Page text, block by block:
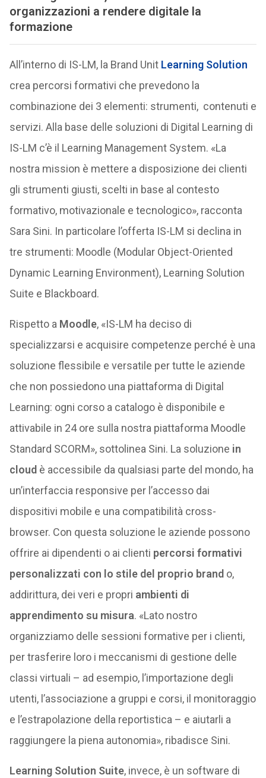
organizzazioni a rendere digitale la
formazione
All’interno di IS-LM, la Brand Unit Learning Solution
crea percorsi formativi che prevedono la
combinazione dei 3 elementi: strumenti, contenuti e
servizi. Alla base delle soluzioni di Digital Learning di
IS-LM c’è il Learning Management System. «La
nostra mission è mettere a disposizione dei clienti
gli strumenti giusti, scelti in base al contesto
formativo, motivazionale e tecnologico», racconta
Sara Sini. In particolare l’offerta IS-LM si declina in
tre strumenti: Moodle (Modular Object-Oriented
Dynamic Learning Environment), Learning Solution
Suite e Blackboard.
Rispetto a Moodle, «IS-LM ha deciso di
specializzarsi e acquisire competenze perché è una
soluzione flessibile e versatile per tutte le aziende
che non possiedono una piattaforma di Digital
Learning: ogni corso a catalogo è disponibile e
attivabile in 24 ore sulla nostra piattaforma Moodle
Standard SCORM», sottolinea Sini. La soluzione in
cloud è accessibile da qualsiasi parte del mondo, ha
un’interfaccia responsive per l’accesso dai
dispositivi mobile e una compatibilità cross-
browser. Con questa soluzione le aziende possono
offrire ai dipendenti o ai clienti percorsi formativi
personalizzati con lo stile del proprio brand o,
addirittura, dei veri e propri ambienti di
apprendimento su misura. «Lato nostro
organizziamo delle sessioni formative per i clienti,
per trasferire loro i meccanismi di gestione delle
classi virtuali – ad esempio, l’importazione degli
utenti, l’associazione a gruppi e corsi, il monitoraggio
e l’estrapolazione della reportistica – e aiutarli a
raggiungere la piena autonomia», ribadisce Sini.
Learning Solution Suite, invece, è un software di